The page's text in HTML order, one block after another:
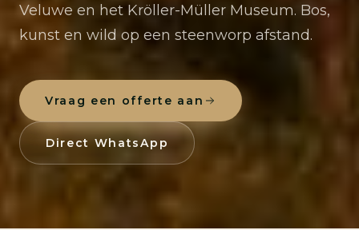
Veluwe en het Kröller-Müller Museum. Bos,
kunst en wild op een steenworp afstand.
Vraag een offerte aan
Direct WhatsApp